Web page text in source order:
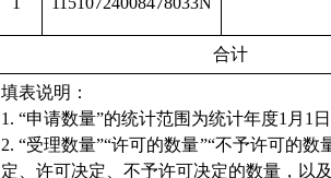
合计
填表说明：
1. “申请数量”的统计范围为统计年度1月1
2. “受理数量”“许可的数量”“不予许可的
定、许可决定、不予许可决定的数量，以